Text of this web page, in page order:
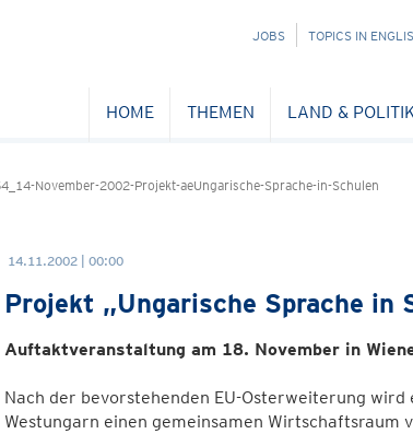
NAVIGATION
JOBS TOPICS IN
HOME THEMEN LAND & POLITIK
November-2002-Projekt-aeUngarische-Sprache-in-Schulen
14.11.2002 | 00:00
Projekt „Ungarische Sprache in
Auftaktveranstaltung am 18. November in
Nach der bevorstehenden EU-Osterweiterung
Westungarn einen gemeinsamen